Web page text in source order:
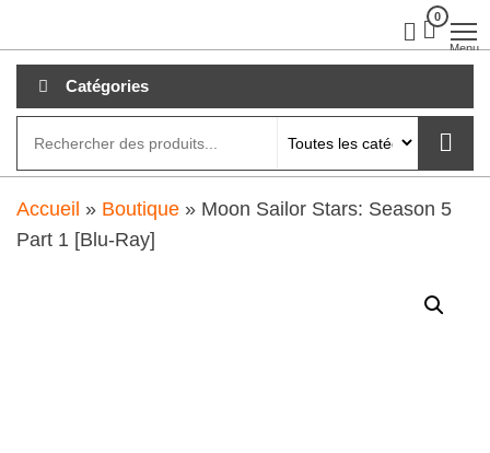
au
contenu
0
Menu
Catégories
Accueil » Boutique » Moon Sailor Stars: Season 5
Part 1 [Blu-Ray]